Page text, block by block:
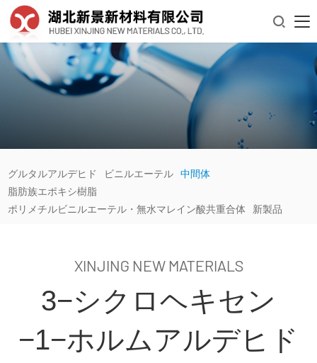

グルタルアルデヒド ビニルエーテル
中間体
脂肪族エポキシ樹脂
ポリメチルビニルエーテル・無水マレイン酸共重合体
新製品
XINJING NEW MATERIALS
3−シクロヘキセン
−1−ホルムアルデヒド